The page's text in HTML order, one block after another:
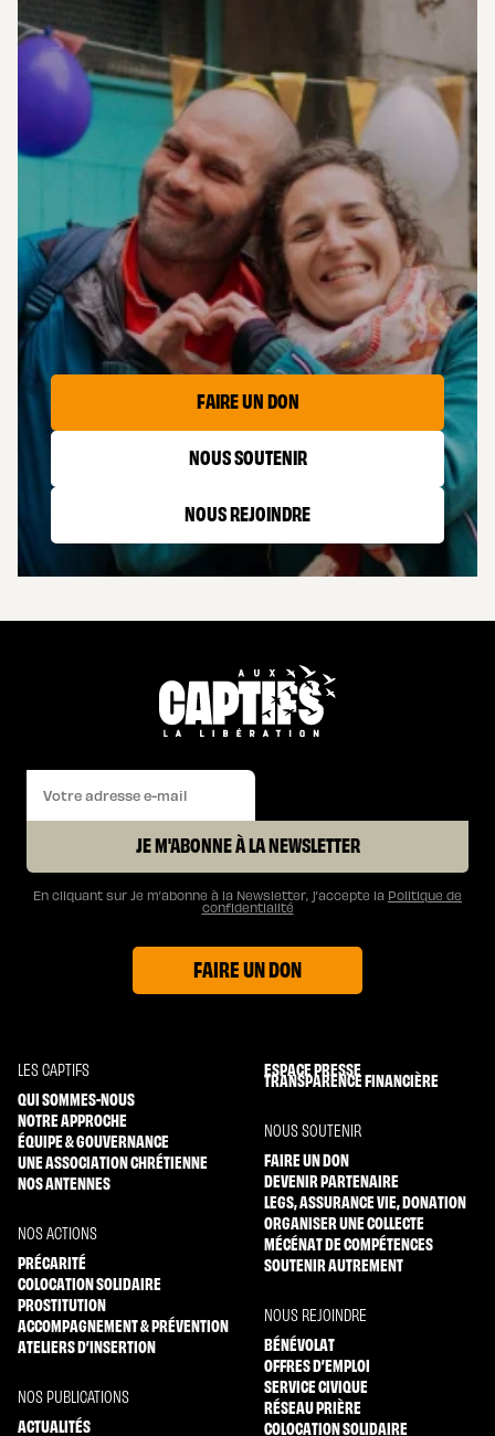
AIDER
LES CAPTIFS
FAIRE UN DON
NOUS SOUTENIR
NOUS REJOINDRE
JE M'ABONNE À LA NEWSLETTER
En cliquant sur Je m’abonne à la Newsletter, j’accepte la Politique de
confidentialité
FAIRE UN DON
LES CAPTIFS
QUI SOMMES-NOUS
NOTRE APPROCHE
ÉQUIPE & GOUVERNANCE
UNE ASSOCIATION CHRÉTIENNE
NOS ANTENNES
NOS ACTIONS
PRÉCARITÉ
COLOCATION SOLIDAIRE
PROSTITUTION
ACCOMPAGNEMENT & PRÉVENTION
ATELIERS D’INSERTION
NOS PUBLICATIONS
ACTUALITÉS
ESPACE PRESSE
TRANSPARENCE FINANCIÈRE
NOUS SOUTENIR
FAIRE UN DON
DEVENIR PARTENAIRE
LEGS, ASSURANCE VIE, DONATION
ORGANISER UNE COLLECTE
MÉCÉNAT DE COMPÉTENCES
SOUTENIR AUTREMENT
NOUS REJOINDRE
BÉNÉVOLAT
OFFRES D’EMPLOI
SERVICE CIVIQUE
RÉSEAU PRIÈRE
COLOCATION SOLIDAIRE